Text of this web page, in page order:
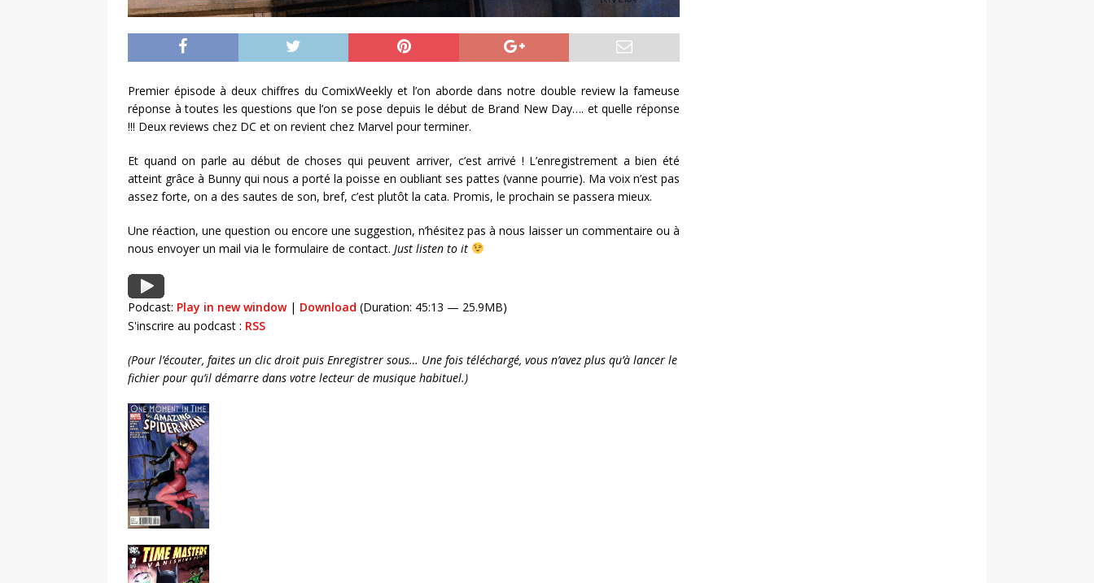
Premier épisode à deux chiffres du ComixWeekly et l’on aborde dans notre double review la fameuse
réponse à toutes les questions que l’on se pose depuis le début de Brand New Day…. et quelle réponse
!!! Deux reviews chez DC et on revient chez Marvel pour terminer.
Et quand on parle au début de choses qui peuvent arriver, c’est arrivé ! L’enregistrement a bien été
atteint grâce à Bunny qui nous a porté la poisse en oubliant ses pattes (vanne pourrie). Ma voix n’est pas
assez forte, on a des sautes de son, bref, c’est plutôt la cata. Promis, le prochain se passera mieux.
Une réaction, une question ou encore une suggestion, n’hésitez pas à nous laisser un commentaire ou à
nous envoyer un mail via le formulaire de contact. Just listen to it
Podcast: Play in new window| Download (Duration: 45:13 — 25.9MB)
S'inscrire au podcast : RSS
(Pour l’écouter, faites un clic droit puis Enregistrer sous… Une fois téléchargé, vous n’avez plus qu’à lancer le
fichier pour qu’il démarre dans votre lecteur de musique habituel.)